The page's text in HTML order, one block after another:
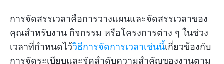
การจัดสรรเวลาคือการวางแผนและจัดสรรเวลาของ
คุณสำหรับงาน กิจกรรม หรือโครงการต่าง ๆ ในช่วง
เวลาที่กำหนดไว้วิธีการจัดการเวลาเช่นนี้เกี่ยวข้องกับ
การจัดระเบียบและจัดลำดับความสำคัญของงานตาม